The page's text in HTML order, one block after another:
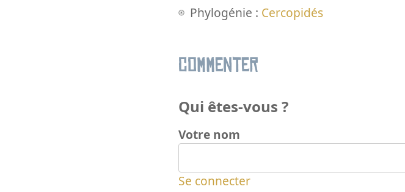
Phylogénie : Cercopidés
Commenter
Qui êtes-vous ?
Votre nom
Se connecter